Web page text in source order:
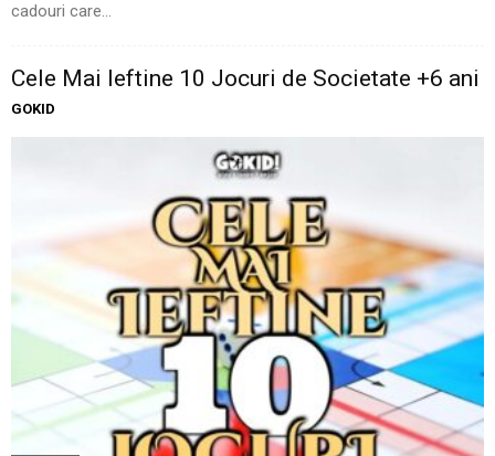
cadouri care...
Cele Mai Ieftine 10 Jocuri de Societate +6 ani
GOKID